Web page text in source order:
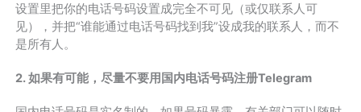
设置里把你的电话号码设置成完全不可见（或仅联系人可
见），并把“谁能通过电话号码找到我”设成我的联系人，而不
是所有人。
2. 如果有可能，尽量不要用国内电话号码注册Telegram